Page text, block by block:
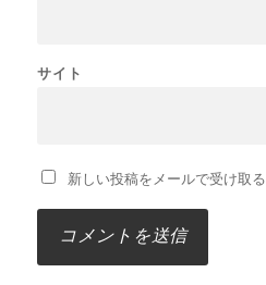
サイト
新しい投稿をメールで受け取る